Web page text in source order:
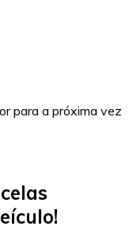
para a próxima vez